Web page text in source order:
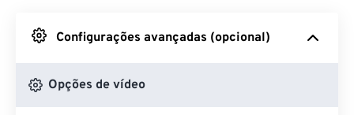
Do Google Drive
Do OneDrive
Configurações avançadas (opcional)
Opções de vídeo